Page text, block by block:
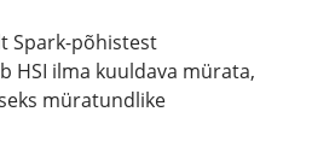
Spark-põhistest
HSI ilma kuuldava mürata,
müratundlike